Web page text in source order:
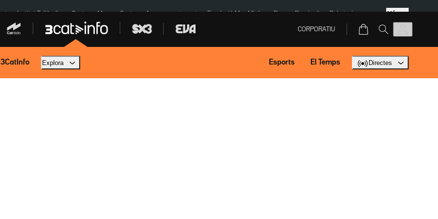
Institut Tailàndia Ceuta Menors Ceuta Aparcament agost Fundació Mas Miró eBay Perpinyà Robatoris coure Més
CORPORATIU
3CatInfo Explora Esports El Temps Directes